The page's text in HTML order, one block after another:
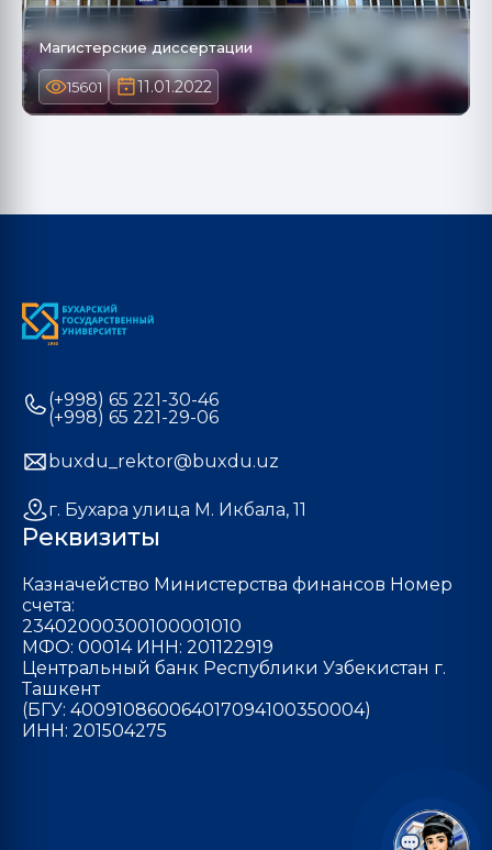
Магистерские диссертации
15601 11.01.2022
(+998) 65 221-30-46
(+998) 65 221-29-06
buxdu_rektor@buxdu.uz
г. Бухара улица М. Икбала, 11
Реквизиты
Казначейство Министерства финансов Номер
счета:
23402000300100001010
МФО: 00014 ИНН: 201122919
Центральный банк Республики Узбекистан г.
Ташкент
(БГУ: 400910860064017094100350004)
ИНН: 201504275